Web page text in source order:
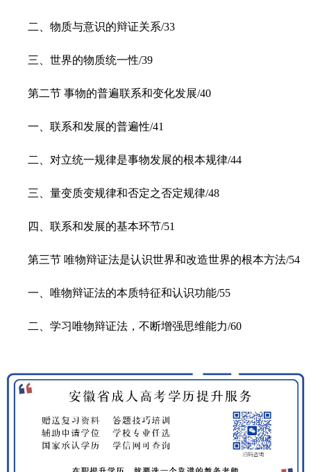
二、物质与意识的辩证关系/33
三、世界的物质统一性/39
第二节 事物的普遍联系和变化发展/40
一、联系和发展的普遍性/41
二、对立统一规律是事物发展的根本规律/44
三、量变质变规律和否定之否定规律/48
四、联系和发展的基本环节/51
第三节 唯物辩证法是认识世界和改造世界的根本方法/54
一、唯物辩证法的本质特征和认识功能/55
二、学习唯物辩证法，不断增强思维能力/60